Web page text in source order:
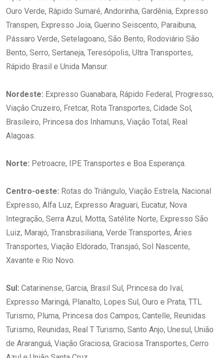
Ouro Verde, Rápido Sumaré, Andorinha, Gardênia, Expresso
Transpen, Expresso Joia, Guerino Seiscento, Paraibuna,
Pássaro Verde, Setelagoano, São Bento, Rodoviário São
Bento, Serro, Sertaneja, Teresópolis, Ultra Transportes,
Rápido Brasil e Unida Mansur.
Nordeste: Expresso Guanabara, Rápido Federal, Progresso,
Viação Cruzeiro, Fretcar, Rota Transportes, Cidade Sol,
Brasileiro, Princesa dos Inhamuns, Viação Total, Real
Alagoas.
Norte: Petroacre, IPE Transportes e Boa Esperança.
Centro-oeste: Rotas do Triângulo, Viação Estrela, Nacional
Expresso, Alfa Luz, Expresso Araguari, Eucatur, Nova
Integração, Serra Azul, Motta, Satélite Norte, Expresso São
Luiz, Marajó, Transbrasiliana, Verde Transportes, Áries
Transportes, Viação Eldorado, Transjaó, Sol Nascente,
Xavante e Rio Novo.
Sul: Catarinense, Garcia, Brasil Sul, Princesa do Ivaí,
Expresso Maringá, Planalto, Lopes Sul, Ouro e Prata, TTL
Turismo, Pluma, Princesa dos Campos, Cantelle, Reunidas
Turismo, Reunidas, Real T Turismo, Santo Anjo, Unesul, União
de Araranguá, Viação Graciosa, Graciosa Transportes, Cerro